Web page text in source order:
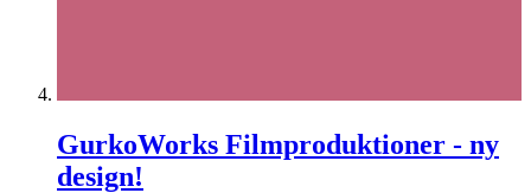
GurkoWorks Filmproduktioner - ny
design!